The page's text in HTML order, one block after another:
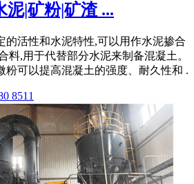
泥|矿粉|矿渣 ...
的活性和水泥特性,可以用作水泥掺合
料,用于代替部分水泥来制备混凝土。
粉可以提高混凝土的强度、耐久性和 .
8511